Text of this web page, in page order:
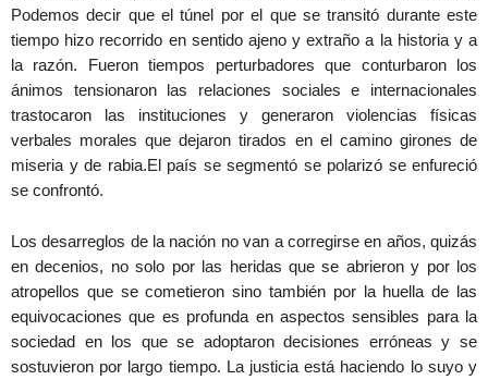
Podemos decir que el túnel por el que se transitó durante este
tiempo hizo recorrido en sentido ajeno y extraño a la historia y a
la razón. Fueron tiempos perturbadores que conturbaron los
ánimos tensionaron las relaciones sociales e internacionales
trastocaron las instituciones y generaron violencias físicas
verbales morales que dejaron tirados en el camino girones de
miseria y de rabia.El país se segmentó se polarizó se enfureció
se confrontó.
Los desarreglos de la nación no van a corregirse en años, quizás
en decenios, no solo por las heridas que se abrieron y por los
atropellos que se cometieron sino también por la huella de las
equivocaciones que es profunda en aspectos sensibles para la
sociedad en los que se adoptaron decisiones erróneas y se
sostuvieron por largo tiempo. La justicia está haciendo lo suyo y